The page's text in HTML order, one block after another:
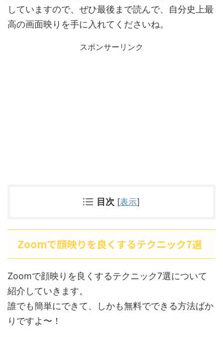
していますので、ぜひ最後まで読んで、自分史上最
高の画面映りを手に入れてくださいね。
スポンサーリンク
目次 [表示]
Zoomで顔映りを良くするテクニック7選
Zoomで顔映りを良くするテクニック7選について
紹介していきます。
誰でも簡単にできて、しかも無料でできる方法ばか
りですよ〜！